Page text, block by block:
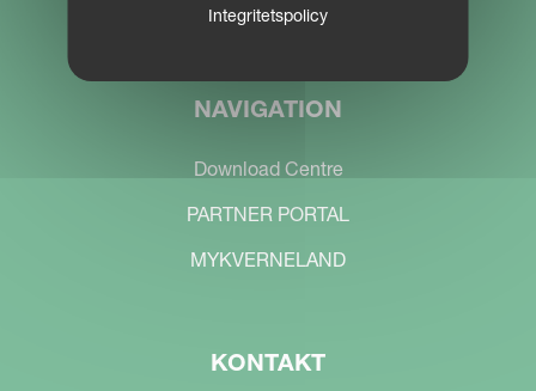
NAVIGATION
Download Centre
PARTNER PORTAL
MYKVERNELAND
KONTAKT
Integritetspolicy